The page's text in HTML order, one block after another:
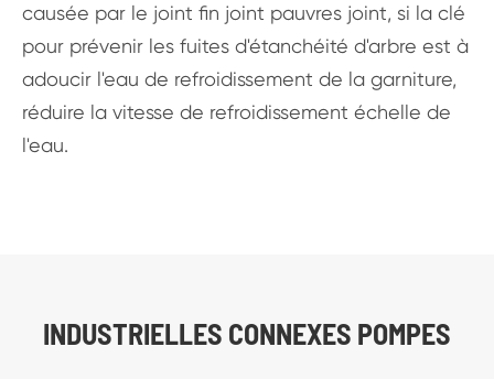
causée par le joint fin joint pauvres joint, si la clé
pour prévenir les fuites d'étanchéité d'arbre est à
adoucir l'eau de refroidissement de la garniture,
réduire la vitesse de refroidissement échelle de
l'eau.
INDUSTRIELLES CONNEXES POMPES